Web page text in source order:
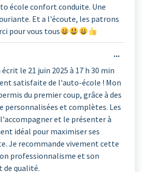
école confort conduite. Une
Et a l'écoute, les patrons
pour vous tous
écrit le 21 juin 2025 à 17 h 30 min
satisfaite de l'auto-école ! Mon
du premier coup, grâce à des
personnalisées et complètes. Les
et le présenter à
idéal pour maximiser ses
Je recommande vivement cette
professionnalisme et son
de qualité.
...